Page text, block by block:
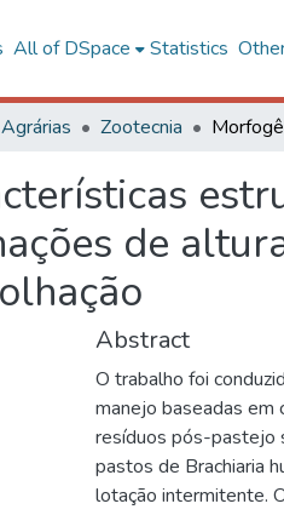
All of DSpace Statistics
Zootecnia
de
Abstract
O trabalho foi
manejo baseadas em
resíduos pós-pastejo
pastos de Brachiaria
lotação intermitente.